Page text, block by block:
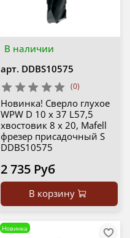
В наличии
арт. DDBS10575
(0)
Новинка! Сверло глухое
WPW D 10 x 37 L57,5
хвостовик 8 x 20, Mafell
фрезер присадочный S
DDBS10575
2 735 Руб
В корзину
Новинка